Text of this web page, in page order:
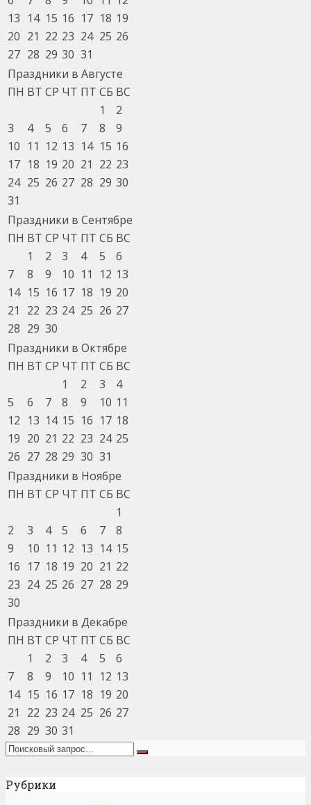
13 14 15 16 17 18 19
20 21 22 23 24 25 26
27 28 29 30 31
Праздники в Августе
ПН ВТ СР ЧТ ПТ СБ ВС
1
2
3
4 5 6 7 8
9
10 11 12 13 14 15 16
17 18 19 20 21 22 23
24 25 26 27 28 29 30
31
Праздники в Сентябре
ПН ВТ СР ЧТ ПТ СБ ВС
1
2 3 4 5
6
7
8 9 10 11 12 13
14 15 16 17 18 19 20
21
22 23 24 25 26 27
28 29 30
Праздники в Октябре
ПН ВТ СР ЧТ ПТ СБ ВС
1
2 3
4
5
6 7 8 9 10 11
12 13 14 15 16 17 18
19 20 21 22 23 24 25
26 27 28 29 30 31
Праздники в Ноябре
ПН ВТ СР ЧТ ПТ СБ ВС
1
2
3 4 5 6 7
8
9
10 11 12 13 14 15
16 17 18 19 20 21 22
23 24 25 26 27 28 29
30
Праздники в Декабре
ПН ВТ СР ЧТ ПТ СБ ВС
1
2 3 4 5
6
7
8 9 10 11 12 13
14 15 16 17 18 19 20
21
22 23 24 25 26 27
28 29 30 31
Рубрики